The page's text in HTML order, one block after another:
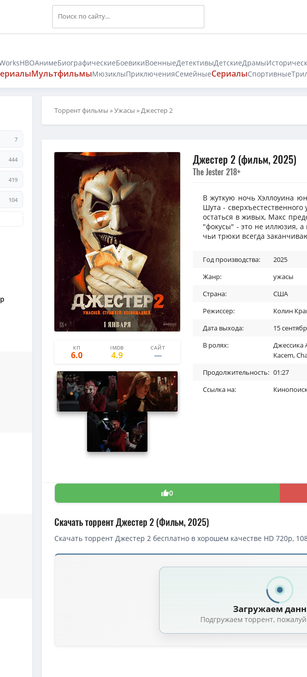
HBOАнимеБиографическиеБоевикиВоенныеДетективыДетскиеДрамы
МультфильмыМюзиклыПриключенияСемейныеСериалыСпортивные
7
444
419
104
Торрент фильмы »Ужасы » Джестер 2
КП
6.0
IMDB
4.9
САЙТ
00
Джестер 2 (фильм, 2025)
The Jester 218+
В жуткую ночь Хэллоуина
Шута -
остаться в живых, Макс
"фокусы" - это не иллюзия, а
чьи трюки всегда
Год производства:
2025
Жанр:
ужасы
Страна:
США
Режиссер:
Колин
Дата выхода:
15
В ролях:
Джессика
Kacem,
Продолжительность: 01:27
Ссылка на:
0
Скачать торрент Джестер 2 (Фильм, 2025)
Скачать торрент Джестер 2 бесплатно в хорошем качестве HD 720p,
Скачать торрент — Джестер 2 / The Jester 2 (2025)
1080p — Джестер 2 / The Jester 2 (Колин Кравчук / Colin Krawchuk) [2025, США,
Джестер 2 / The Jester 2 (Колин Кравчук / Colin Krawchuk) [2025, США, ужасы,
Джестер 2 / The Jester 2 (Колин Кравчук / Colin Krawchuk) [2025, США, ужасы,
BDRip — Джестер 2 / The Jester 2 (2025) BDRip от MegaPeer | D | CPI Films (1.46
Загружаем
Подгружаем торрент,